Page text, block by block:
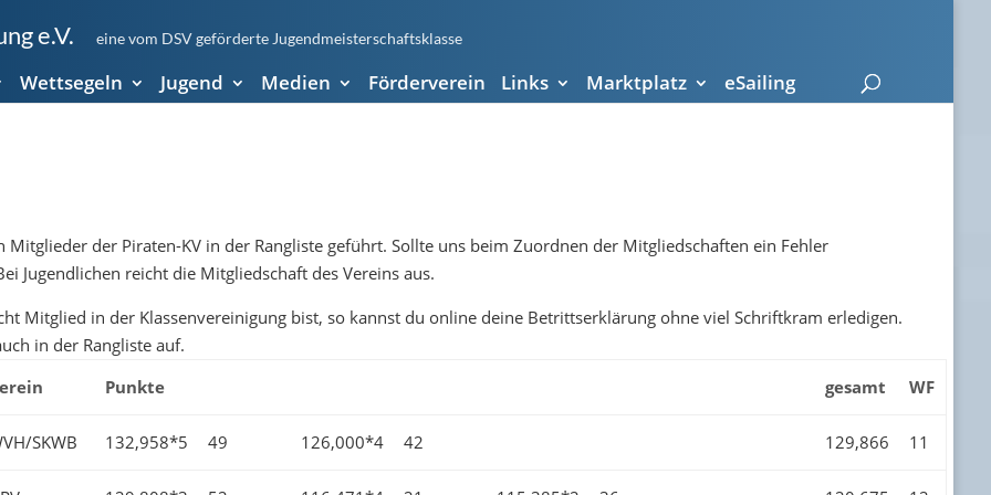
e.V. eine vom DSV geförderte Jugendmeisterschaftsklasse
Wettsegeln Jugend Medien Förderverein Links Marktplatz eSailing
der Piraten-KV in der Rangliste geführt. Sollte uns beim Zuordnen der Mitgliedschaften ein Fehler
Jugendlichen reicht die Mitgliedschaft des Vereins aus.
Mitglied in der Klassenvereinigung bist, so kannst du online deine Betrittserklärung ohne viel Schriftkram erledigen.
in der Rangliste auf.
Punkte gesamt WF
SKWB 132,958*5 49 126,000*4 42 129,866 11